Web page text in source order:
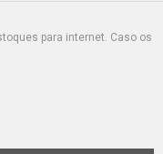
para internet. Caso os